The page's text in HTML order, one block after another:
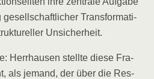
gesell­schaft­li­cher Trans­for­ma­ti­
Unsicherheit.
Herr­hau­sen stell­te die­se Fra­
als jemand, der über die Res­